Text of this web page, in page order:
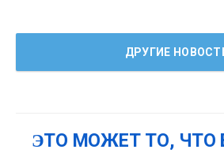
ДРУГИЕ
ЭТО МОЖЕТ ТО,